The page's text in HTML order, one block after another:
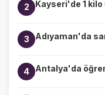
2 Kayseri'de 1
3 Adıyaman'da
4 Antalya'da